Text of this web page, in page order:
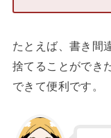
たとえば、書き間
捨てることができ
できて便利です。